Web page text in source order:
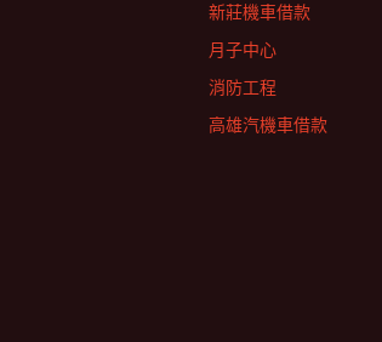
新莊機車借款
月子中心
消防工程
高雄汽機車借款